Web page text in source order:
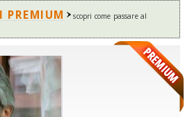
PREMIUM
scopri come passare al